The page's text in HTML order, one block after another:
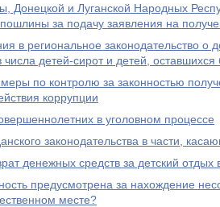
Донецкой и Луганской Народных
за подачу заявления на
в региональное законодательство о
числа детей-сирот и детей,
по контролю за законностью
коррупции
в уголовном процессе
законодательства в части,
денежных средств за детский отдых
предусмотрена за нахождение
месте?